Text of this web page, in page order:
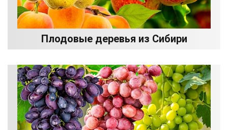
Плодовые деревья из Сибири